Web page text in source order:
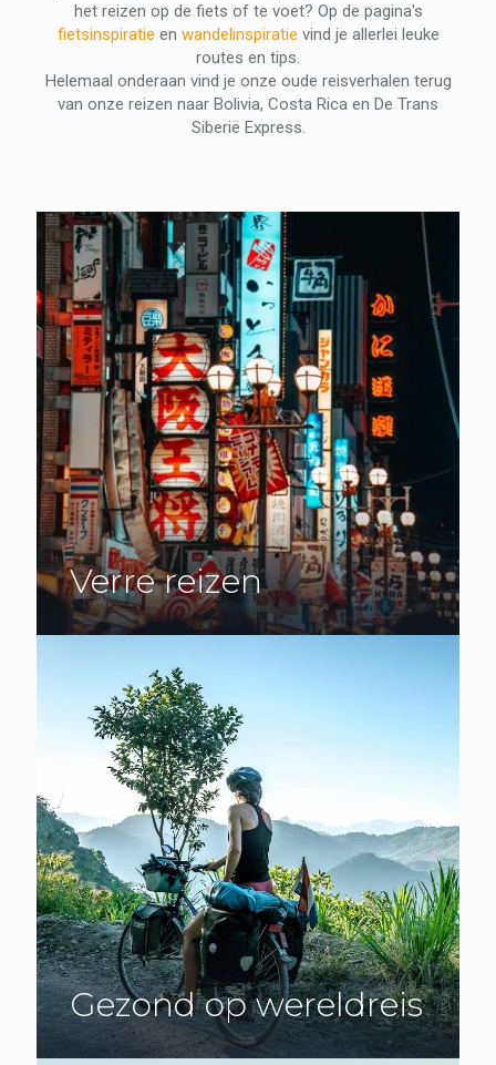
het reizen op de fiets of te voet? Op de pagina's
fietsinspiratie en wandelinspiratie vind je allerlei leuke
routes en tips.
Helemaal onderaan vind je onze oude reisverhalen terug
van onze reizen naar Bolivia, Costa Rica en De Trans
Siberië Express.
Verre reizen
Gezond op wereldreis